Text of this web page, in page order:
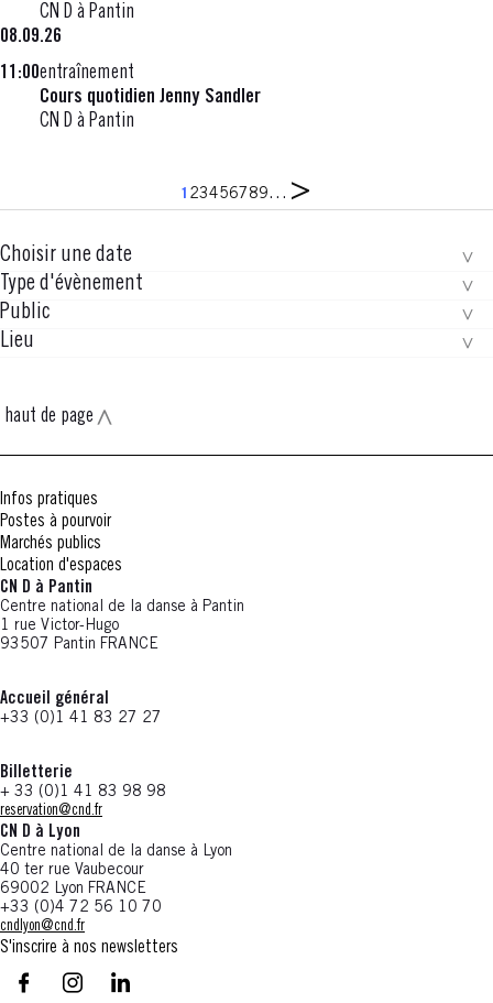
CN D à Pantin
08.09.26
11:00entraînement
Cours quotidien Jenny Sandler
CN D à Pantin
Pagination
Page
1 Page
2Page
3Page
4Page
5Page
6Page
7 Page
8Page
9… Page
suivante
Choisir une date
Type d'évènement
Public
Lieu
haut de page
Infos pratiques
Postes à pourvoir
Marchés publics
Location d'espaces
CN D à Pantin
Centre national de la danse à Pantin
1 rue Victor-Hugo
93507 Pantin FRANCE
Accueil général
+33 (0)1 41 83 27 27
Billetterie
+ 33 (0)1 41 83 98 98
reservation@cnd.fr
CN D à Lyon
Centre national de la danse à Lyon
40 ter rue Vaubecour
69002 Lyon FRANCE
+33 (0)4 72 56 10 70
cndlyon@cnd.fr
S'inscrire à nos newsletters
facebook - CN D - Nouvelle fenêtre
instagram - CN D - Nouvelle fenêtre
LinkedIn - CN D - Nouvelle fenêtre